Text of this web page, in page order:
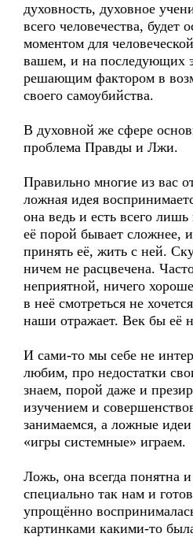
духовность, духовное
всего человечества,
моментом для
вашем, и на последующих
решающим фактором в
своего самоубийства.
В духовной же сфере
проблема Правды и Лжи.
Правильно многие из вас
ложная идея
она ведь и есть всего
её порой бывает сложнее,
принять её, жить с ней.
ничем не расцвечена.
неприятной, ничего
в неё смотреться не
наши отражает. Век бы её
И сами-то мы себе не
любим, про недостатки
знаем, порой даже и
изучением и
занимаемся, а ложные
«игры системные» играем.
Ложь, она всегда понятна
специально так нам и
упрощённо
картинками какими-то